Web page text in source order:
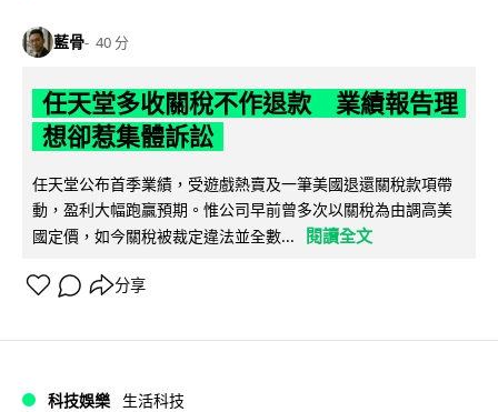
藍骨 40 分
任天堂多收關稅不作退款 業績報告理
想卻惹集體訴訟
任天堂公布首季業績，受遊戲熱賣及一筆美國退還關稅款項帶
動，盈利大幅跑贏預期。惟公司早前曾多次以關稅為由調高美
國定價，如今關稅被裁定違法並全數...
閱讀全文
分享
科技娛樂 生活科技